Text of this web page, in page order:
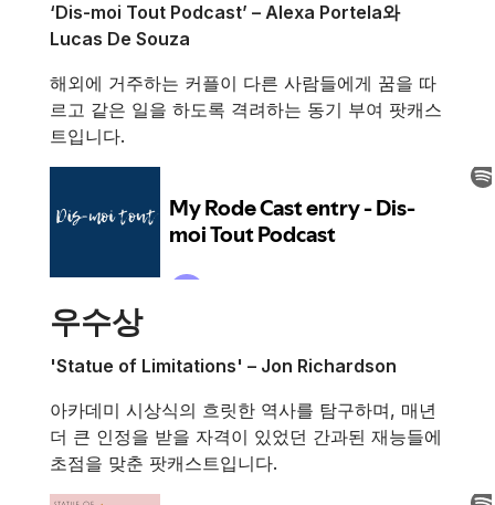
‘Dis-moi Tout Podcast’ – Alexa Portela와
Lucas De Souza
해외에 거주하는 커플이 다른 사람들에게 꿈을 따
르고 같은 일을 하도록 격려하는 동기 부여 팟캐스
트입니다.
우수상
'Statue of Limitations' – Jon Richardson
아카데미 시상식의 흐릿한 역사를 탐구하며, 매년
더 큰 인정을 받을 자격이 있었던 간과된 재능들에
초점을 맞춘 팟캐스트입니다.